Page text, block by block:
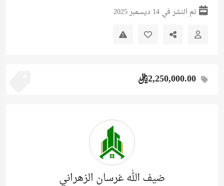
تم النشر في 14 ديسمبر 2025
2,250,000.00ريال
ضيف الله غرسان الزهراني